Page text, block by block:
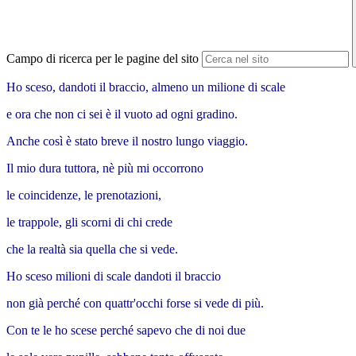
Campo di ricerca per le pagine del sito
Ho sceso, dandoti il braccio, almeno un milione di scale
e ora che non ci sei è il vuoto ad ogni gradino.
Anche così è stato breve il nostro lungo viaggio.
Il mio dura tuttora, nè più mi occorrono
le coincidenze, le prenotazioni,
le trappole, gli scorni di chi crede
che la realtà sia quella che si vede.
Ho sceso milioni di scale dandoti il braccio
non già perché con quattr'occhi forse si vede di più.
Con te le ho scese perché sapevo che di noi due